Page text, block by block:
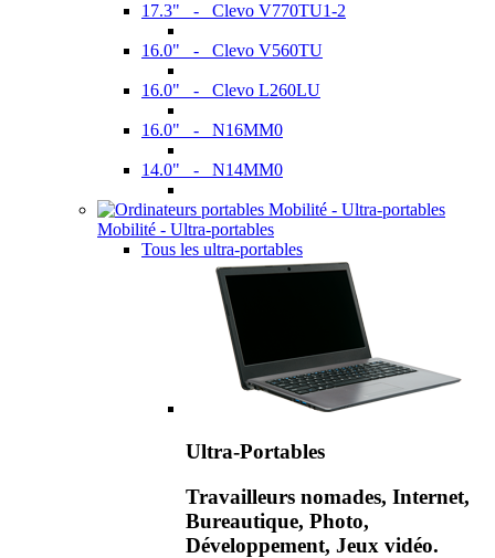
17.3" - Clevo V770TU1-2
16.0" - Clevo V560TU
16.0" - Clevo L260LU
16.0" - N16MM0
14.0" - N14MM0
Mobilité - Ultra-portables
Tous les ultra-portables
Ultra-Portables
Travailleurs nomades, Internet,
Bureautique, Photo,
Développement, Jeux vidéo.